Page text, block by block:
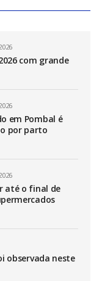
com grande
em Pombal é
por parto
até o final de
observada neste